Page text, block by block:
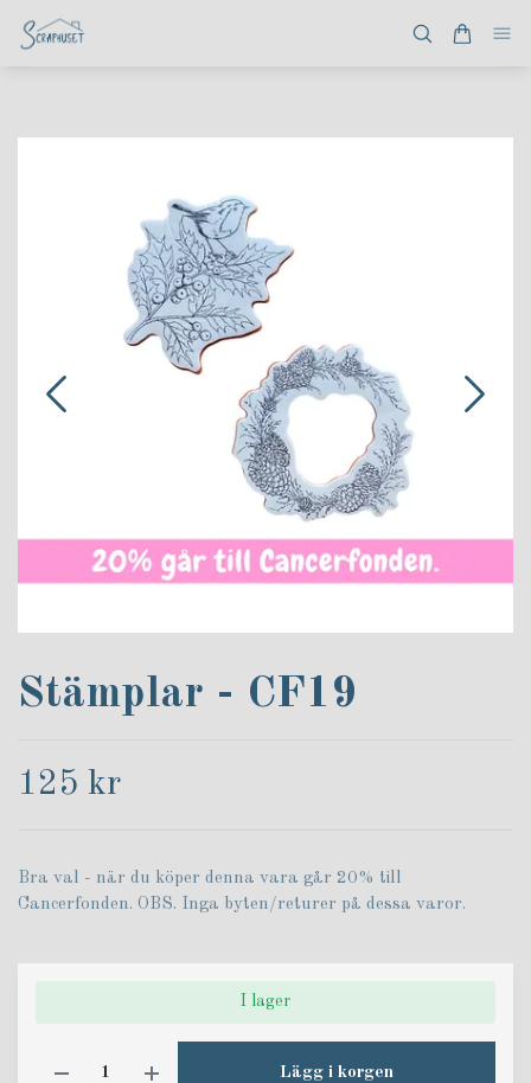
Stämplar - CF19
125 kr
Bra val - när du köper denna vara går 20% till
Cancerfonden. OBS. Inga byten/returer på dessa varor.
I lager
Lägg i korgen